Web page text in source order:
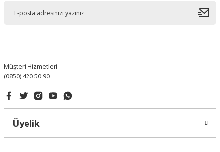
Müşteri Hizmetleri
(0850) 420 50 90
Üyelik